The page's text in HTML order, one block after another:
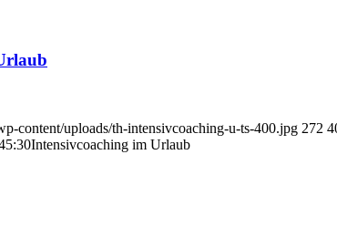
content/uploads/th-intensivcoaching-u-ts-400.jpg 272
Intensivcoaching im Urlaub